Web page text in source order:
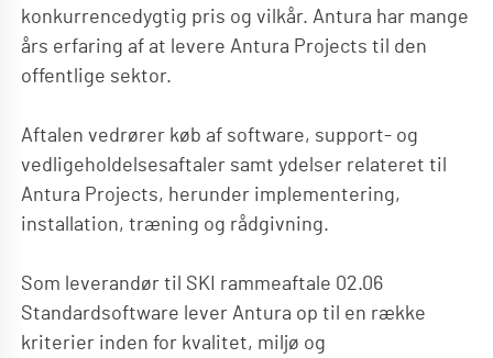
konkurrencedygtig pris og vilkår. Antura har mange
års erfaring af at levere Antura Projects til den
offentlige sektor.
Aftalen vedrører køb af software, support- og
vedligeholdelsesaftaler samt ydelser relateret til
Antura Projects, herunder implementering,
installation, træning og rådgivning.
Som leverandør til SKI rammeaftale 02.06
Standardsoftware lever Antura op til en række
kriterier inden for kvalitet, miljø og